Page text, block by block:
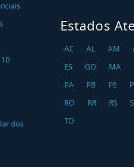
dos
Estados
AC AL AM
ES
GO MA
PA
PB PE
RO
RR RS
TO